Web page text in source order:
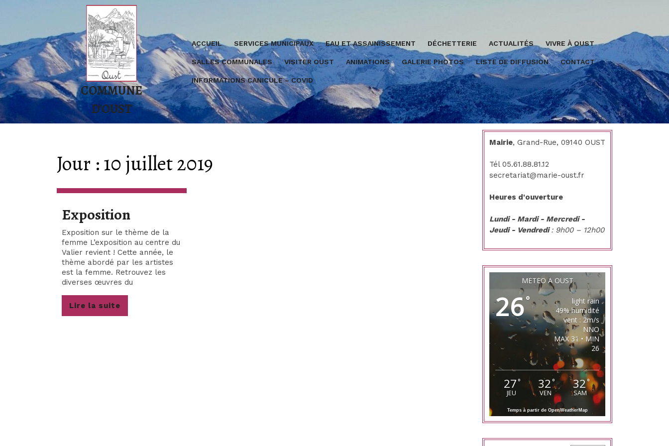
COMMUNE
D'OUST
ACCUEIL SERVICES MUNICIPAUX EAU ET ASSAINISSEMENT DÉCHETTERIE ACTUALITÉS VIVRE À OUST
SALLES COMMUNALES VISITER OUST ANIMATIONS GALERIE PHOTOS LISTE DE DIFFUSION CONTACT
INFORMATIONS CANICULE – COVID
Jour :10 juillet 2019
ExpositionExposition
Exposition sur le thème de la
femme L’exposition au centre du
Valier revient ! Cette année, le
thème abordé par les artistes
est la femme. Retrouvez les
diverses œuvres du
Lire la suite
la
Mairie, Grand-Rue, 09140 OUST
Tél 05.61.88.81.12
secretariat@marie-oust.fr
Heures d'ouverture
Lundi - Mardi - Mercredi -
Jeudi - Vendredi: 9h00 – 12h00
MÉTÉO À OUST
26°
light rain
49% humidité
vent : 2m/s
NNO
MAX 31 • MIN
26
27°
JEU
32°
VEN
32°
SAM
Temps à partir de OpenWeatherMap